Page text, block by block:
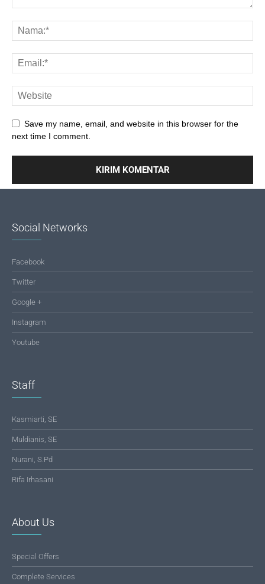
Save my name, email, and website in this browser for the
next time I comment.
Social Networks
Facebook
Twitter
Google +
Instagram
Youtube
Staff
Kasmiarti, SE
Muldianis, SE
Nurani, S.Pd
Rifa Irhasani
About Us
Special Offers
Complete Services